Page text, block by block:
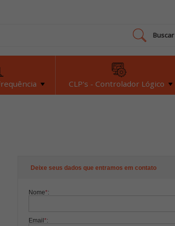
Buscar
CLP's - Controlador Lógico
Deixe seus dados que entramos em contato
Nome*:
Email*: